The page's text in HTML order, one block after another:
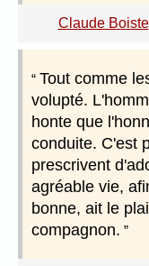
Claude Boiste
Tout comme
volupté.
honte que
conduite. C'est
prescrivent
agréable vie,
bonne, ait le
compagnon.